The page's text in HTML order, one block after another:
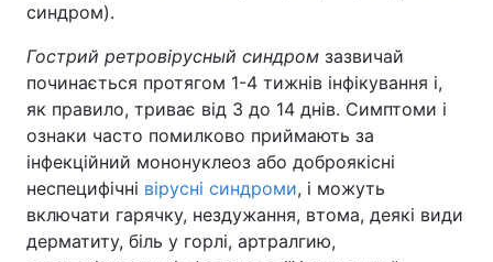
синдром).
Гострий ретровірусный синдром зазвичай
починається протягом 1-4 тижнів інфікування і,
як правило, триває від 3 до 14 днів. Симптоми і
ознаки часто помилково приймають за
інфекційний мононуклеоз або доброякісні
неспецифічні вірусні синдроми, і можуть
включати гарячку, нездужання, втома, деякі види
дерматиту, біль у горлі, артралгию,